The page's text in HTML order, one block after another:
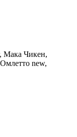
Мака Чикен,
new,